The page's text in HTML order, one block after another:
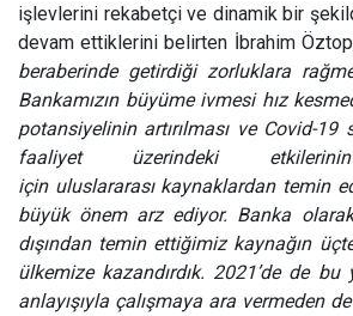
işlevlerini rekabetçi ve dinamik bir
devam ettiklerini belirten İbrahim
beraberinde getirdiği zorluklara
Bankamızın büyüme ivmesi hız
potansiyelinin artırılması ve Covid-19
faaliyet üzerindeki
için uluslararası kaynaklardan temin
büyük önem arz ediyor. Banka
dışından temin ettiğimiz kaynağın
ülkemize kazandırdık. 2021’de de
anlayışıyla çalışmaya ara vermeden